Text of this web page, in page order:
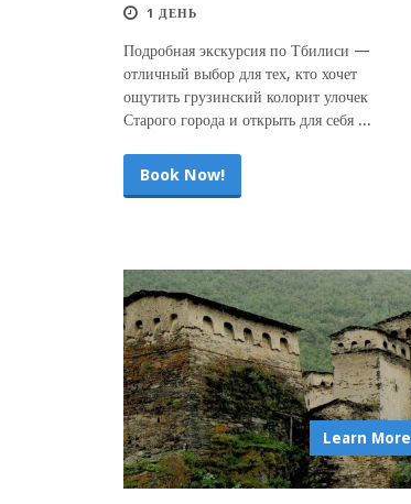
1 ДЕНЬ
Подробная экскурсия по Тбилиси —
отличный выбор для тех, кто хочет
ощутить грузинский колорит улочек
Старого города и открыть для себя ...
Book Now!
Learn More